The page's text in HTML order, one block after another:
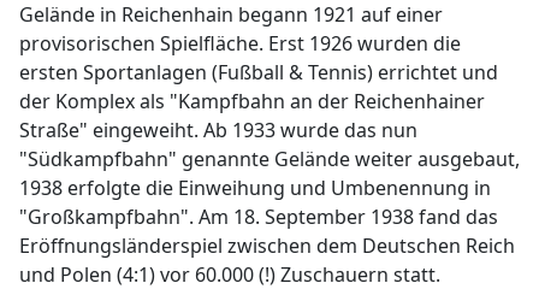
Gelände in Reichenhain begann 1921 auf einer
provisorischen Spielfläche. Erst 1926 wurden die
ersten Sportanlagen (Fußball & Tennis) errichtet und
der Komplex als "Kampfbahn an der Reichenhainer
Straße" eingeweiht. Ab 1933 wurde das nun
"Südkampfbahn" genannte Gelände weiter ausgebaut,
1938 erfolgte die Einweihung und Umbenennung in
"Großkampfbahn". Am 18. September 1938 fand das
Eröffnungsländerspiel zwischen dem Deutschen Reich
und Polen (4:1) vor 60.000 (!) Zuschauern statt.